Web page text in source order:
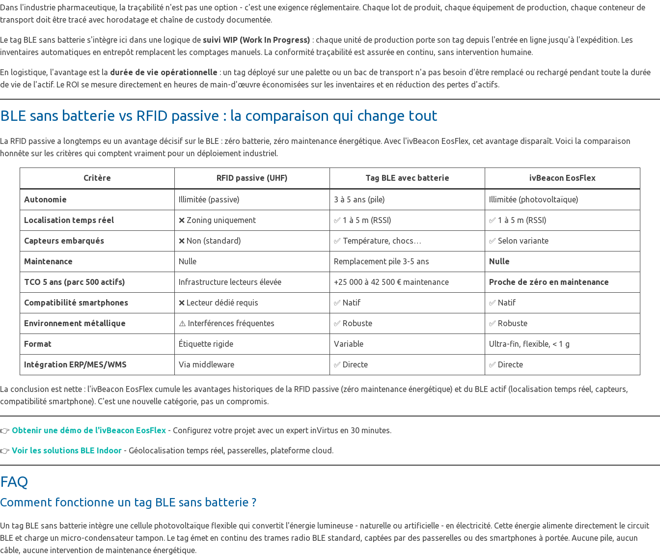
Dans l'industrie pharmaceutique, la traçabilité n'est pas une option - c'est une exigence réglementaire. Chaque lot de produit, chaque équipement de production, chaque conteneur de
transport doit être tracé avec horodatage et chaîne de custody documentée.
Le tag BLE sans batterie s'intègre ici dans une logique de suivi WIP (Work In Progress) : chaque unité de production porte son tag depuis l'entrée en ligne jusqu'à l'expédition. Les
inventaires automatiques en entrepôt remplacent les comptages manuels. La conformité traçabilité est assurée en continu, sans intervention humaine.
En logistique, l'avantage est la durée de vie opérationnelle : un tag déployé sur une palette ou un bac de transport n'a pas besoin d'être remplacé ou rechargé pendant toute la durée
de vie de l'actif. Le ROI se mesure directement en heures de main-d'œuvre économisées sur les inventaires et en réduction des pertes d'actifs.
BLE sans batterie vs RFID passive : la comparaison qui change tout
La RFID passive a longtemps eu un avantage décisif sur le BLE : zéro batterie, zéro maintenance énergétique. Avec l'ivBeacon EosFlex, cet avantage disparaît. Voici la comparaison
honnête sur les critères qui comptent vraiment pour un déploiement industriel.
Critère RFID passive (UHF) Tag BLE avec batterie ivBeacon EosFlex
Autonomie Illimitée (passive) 3 à 5 ans (pile) Illimitée (photovoltaïque)
Localisation temps réel ❌ Zoning uniquement ✅ 1 à 5 m (RSSI) ✅ 1 à 5 m (RSSI)
Capteurs embarqués ❌ Non (standard) ✅ Température, chocs… ✅ Selon variante
Maintenance Nulle Remplacement pile 3-5 ans Nulle
TCO 5 ans (parc 500 actifs) Infrastructure lecteurs élevée +25 000 à 42 500 € maintenance Proche de zéro en maintenance
Compatibilité smartphones ❌ Lecteur dédié requis ✅ Natif ✅ Natif
Environnement métallique ⚠️ Interférences fréquentes ✅ Robuste ✅ Robuste
Format Étiquette rigide Variable Ultra-fin, flexible, < 1 g
Intégration ERP/MES/WMS Via middleware ✅ Directe ✅ Directe
La conclusion est nette : l'ivBeacon EosFlex cumule les avantages historiques de la RFID passive (zéro maintenance énergétique) et du BLE actif (localisation temps réel, capteurs,
compatibilité smartphone). C'est une nouvelle catégorie, pas un compromis.
👉 Obtenir une démo de l'ivBeacon EosFlex - Configurez votre projet avec un expert inVirtus en 30 minutes.
👉 Voir les solutions BLE Indoor - Géolocalisation temps réel, passerelles, plateforme cloud.
FAQ
Comment fonctionne un tag BLE sans batterie ?
Un tag BLE sans batterie intègre une cellule photovoltaïque flexible qui convertit l'énergie lumineuse - naturelle ou artificielle - en électricité. Cette énergie alimente directement le circuit
BLE et charge un micro-condensateur tampon. Le tag émet en continu des trames radio BLE standard, captées par des passerelles ou des smartphones à portée. Aucune pile, aucun
câble, aucune intervention de maintenance énergétique.